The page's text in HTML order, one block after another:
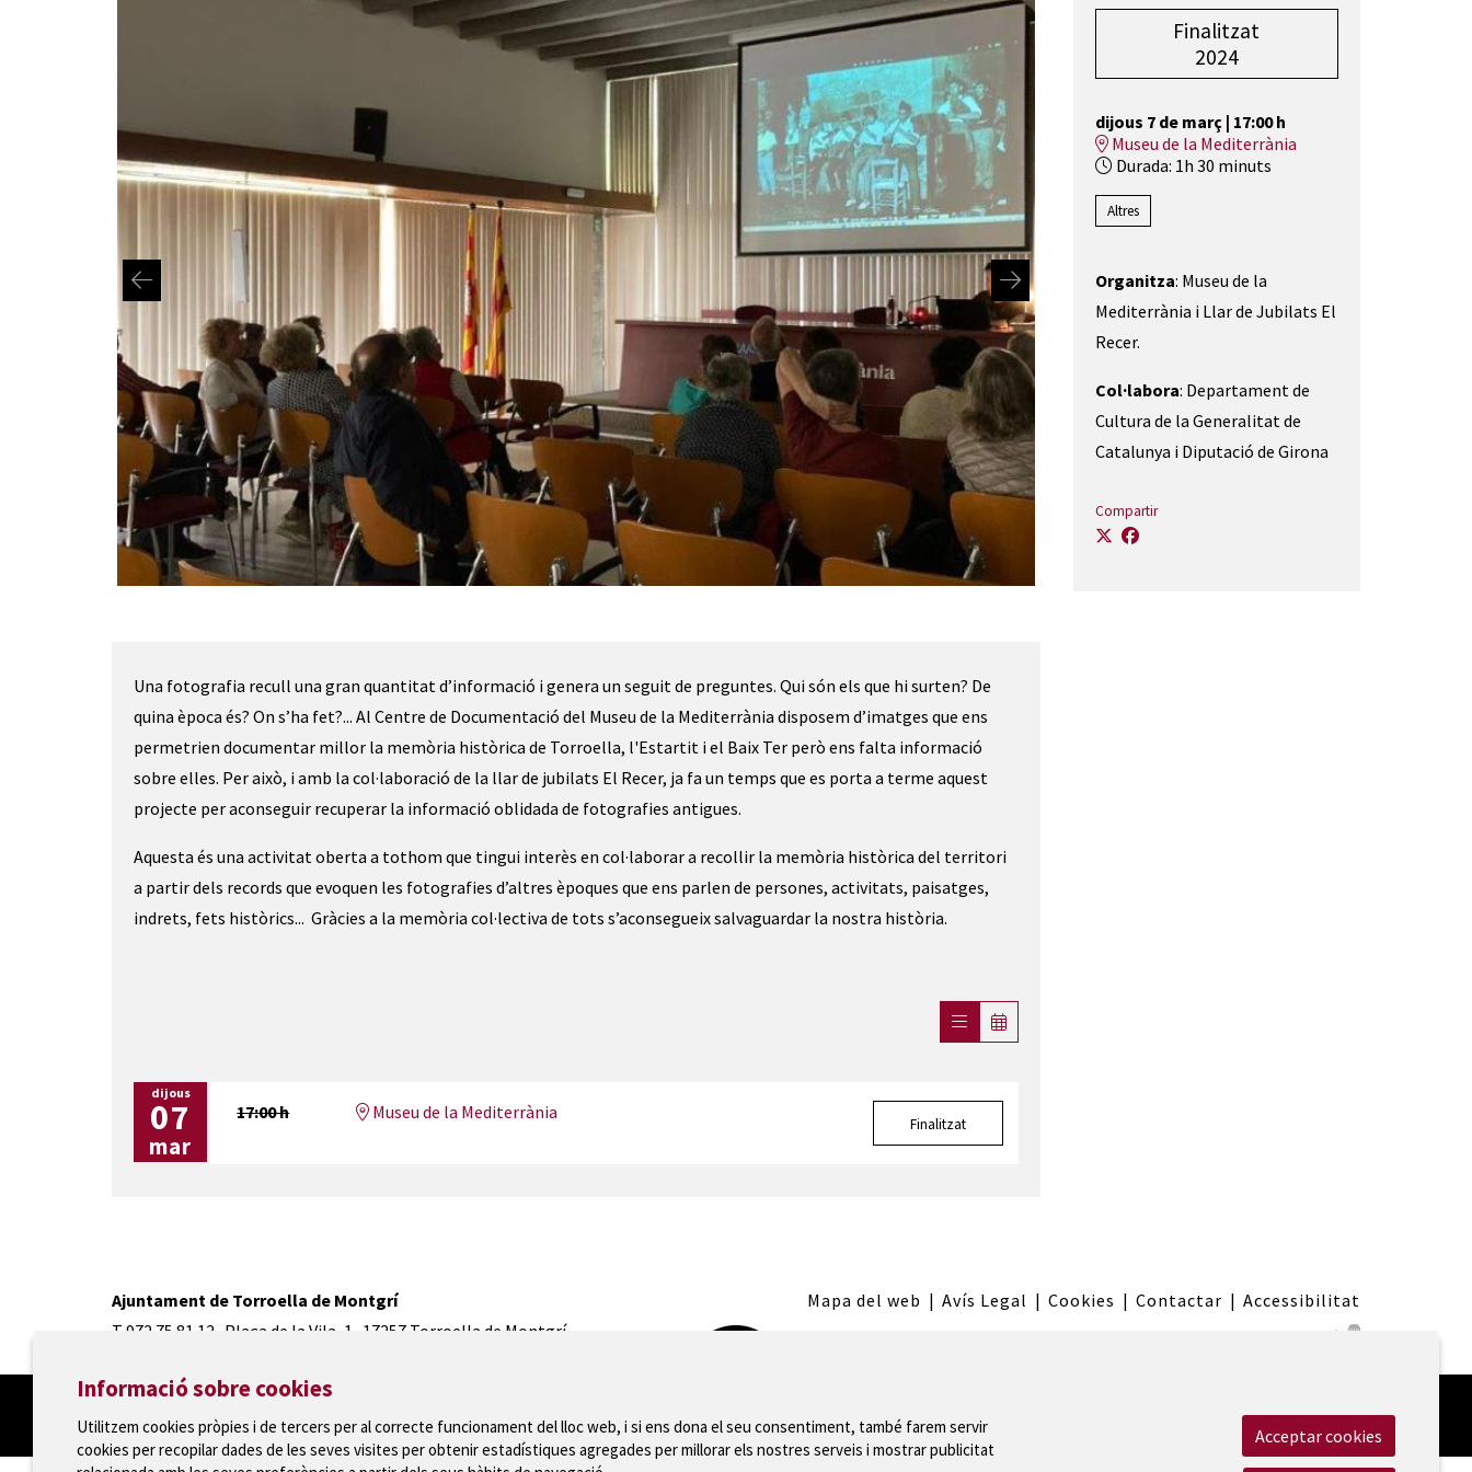
Una fotografia recull una gran quantitat d’informació i genera un seguit de preguntes. Qui són els que hi surten? De
quina època és? On s’ha fet?... Al Centre de Documentació del Museu de la Mediterrània disposem d’imatges que ens
permetrien documentar millor la memòria històrica de Torroella, l'Estartit i el Baix Ter però ens falta informació
sobre elles. Per això, i amb la col·laboració de la llar de jubilats El Recer, ja fa un temps que es porta a terme aquest
projecte per aconseguir recuperar la informació oblidada de fotografies antigues.
Aquesta és una activitat oberta a tothom que tingui interès en col·laborar a recollir la memòria històrica del territori
a partir dels records que evoquen les fotografies d’altres èpoques que ens parlen de persones, activitats, paisatges,
indrets, fets històrics... Gràcies a la memòria col·lectiva de tots s’aconsegueix salvaguardar la nostra història.
dijous
07
mar
17:00 h Museu de la Mediterrània
Finalitzat
Finalitzat
2024
dijous 7 de març | 17:00 h
Museu de la Mediterrània
Durada: 1h 30 minuts
Altres
Organitza: Museu de la
Mediterrània i Llar de Jubilats El
Recer.
Col·labora: Departament de
Cultura de la Generalitat de
Catalunya i Diputació de Girona
Compartir
Ajuntament de Torroella de Montgrí
T 972 75 81 12 · Plaça de la Vila, 1 · 17257 Torroella de Montgrí
Mapa del web | Avís Legal | Cookies | Contactar | Accessibilitat
Informació sobre cookies
Utilitzem cookies pròpies i de tercers per al correcte funcionament del lloc web, i si ens dona el seu consentiment, també farem servir
cookies per recopilar dades de les seves visites per obtenir estadístiques agregades per millorar els nostres serveis i mostrar publicitat
Acceptar cookies